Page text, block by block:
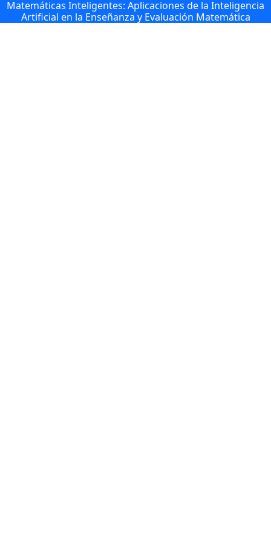
Matemáticas Inteligentes: Aplicaciones de la Inteligencia
Artificial en la Enseñanza y Evaluación Matemática